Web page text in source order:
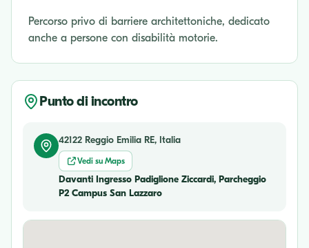
Percorso privo di barriere architettoniche, dedicato
anche a persone con disabilità motorie.
Punto di incontro
42122 Reggio Emilia RE, Italia
Vedi su Maps
Davanti Ingresso Padiglione Ziccardi, Parcheggio
P2 Campus San Lazzaro